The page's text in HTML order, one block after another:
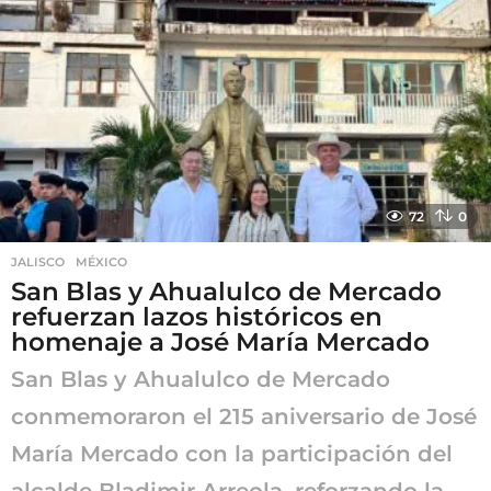
s
e
s
o
72 0
JALISCO ,MÉXICO
San Blas y Ahualulco de Mercado
refuerzan lazos históricos en
homenaje a José María Mercado
San Blas y Ahualulco de Mercado
conmemoraron el 215 aniversario de José
María Mercado con la participación del